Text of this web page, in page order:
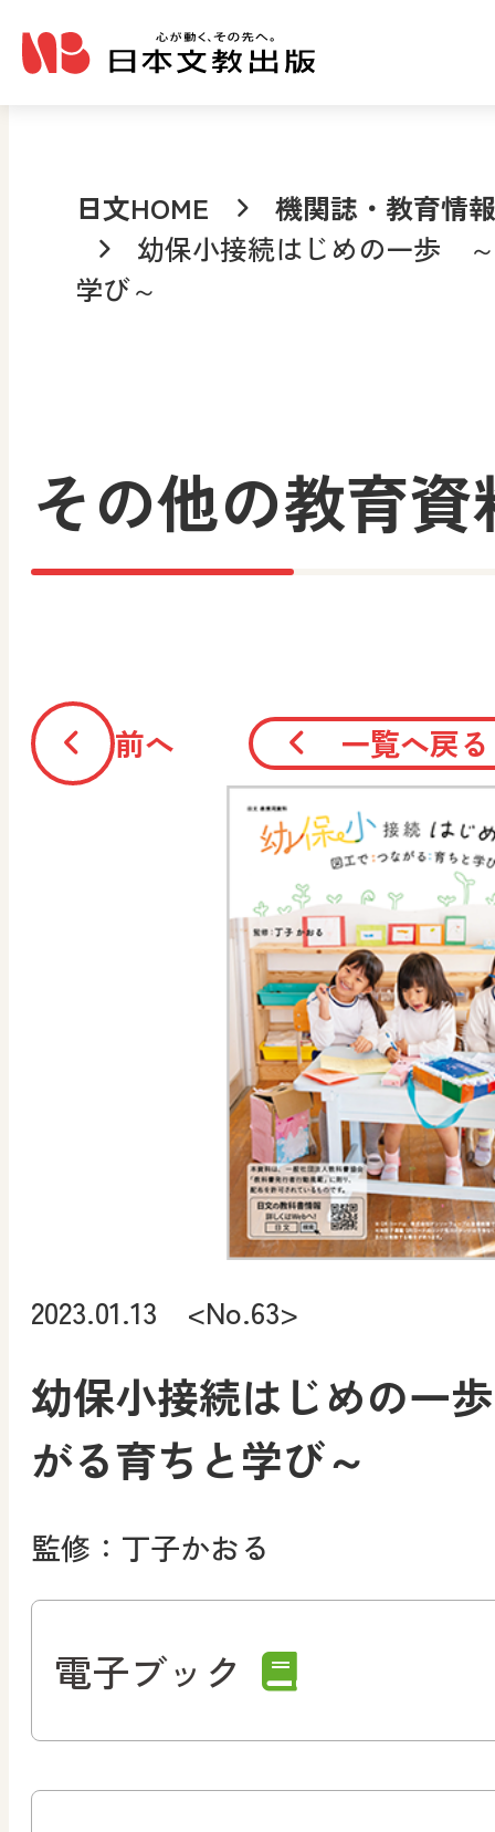
日文HOME
機関誌・教育情報
幼保小接続はじめの一歩
学び～
その他の教育資
前へ 一覧へ戻る
2023.01.13 <No.63>
幼保小接続はじめの一
がる育ちと学び～
監修：丁子かおる
電子ブック